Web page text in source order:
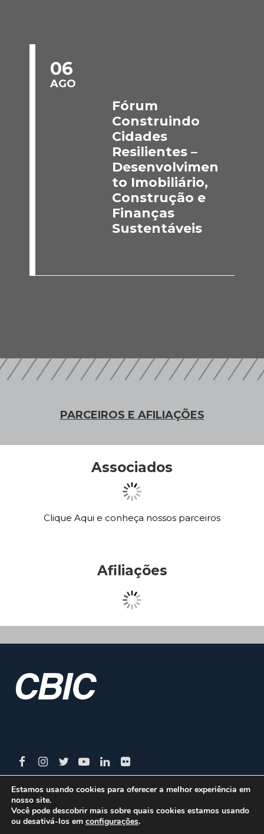
06
AGO
Fórum
Construindo
Cidades
Resilientes –
Desenvolvimen
to Imobiliário,
Construção e
Finanças
Sustentáveis
PARCEIROS E AFILIAÇÕES
Associados
Clique Aqui e conheça nossos parceiros
Afiliações
CBIC | SBN Quadra 01 – Bloco I – 4º Andar Edifício:
Armando Monteiro Neto - CEP 70.040-913 - Brasília/DF
Estamos usando cookies para oferecer a melhor experiência em
nosso site.
Você pode descobrir mais sobre quais cookies estamos usando
ou desativá-los em configurações.